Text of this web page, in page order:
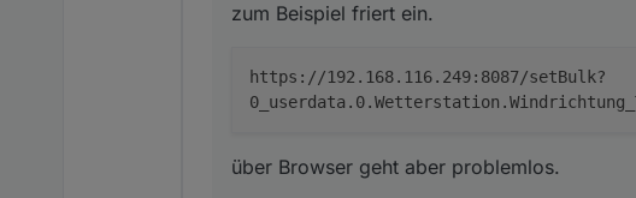
zum Beispiel friert ein.
https://192.168.116.249:8087/setBulk?
über Browser geht aber problemlos.